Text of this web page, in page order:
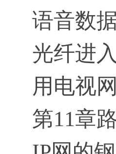
语音数
光纤进
用电视
第11章